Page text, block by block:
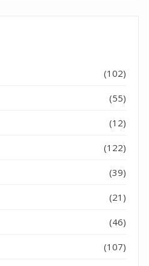
(102)
(55)
(12)
(122)
(39)
(21)
(46)
(107)